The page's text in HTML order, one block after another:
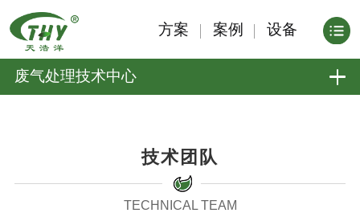
方案 案例 设备
废气处理技术中心
技术团队
TECHNICAL TEAM